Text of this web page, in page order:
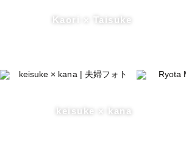
Kaori × Taisuke
keisuke × kana